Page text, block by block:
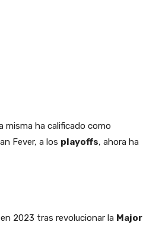
misma ha calificado como
Fever, a los playoffs, ahora ha
2023 tras revolucionar la Major